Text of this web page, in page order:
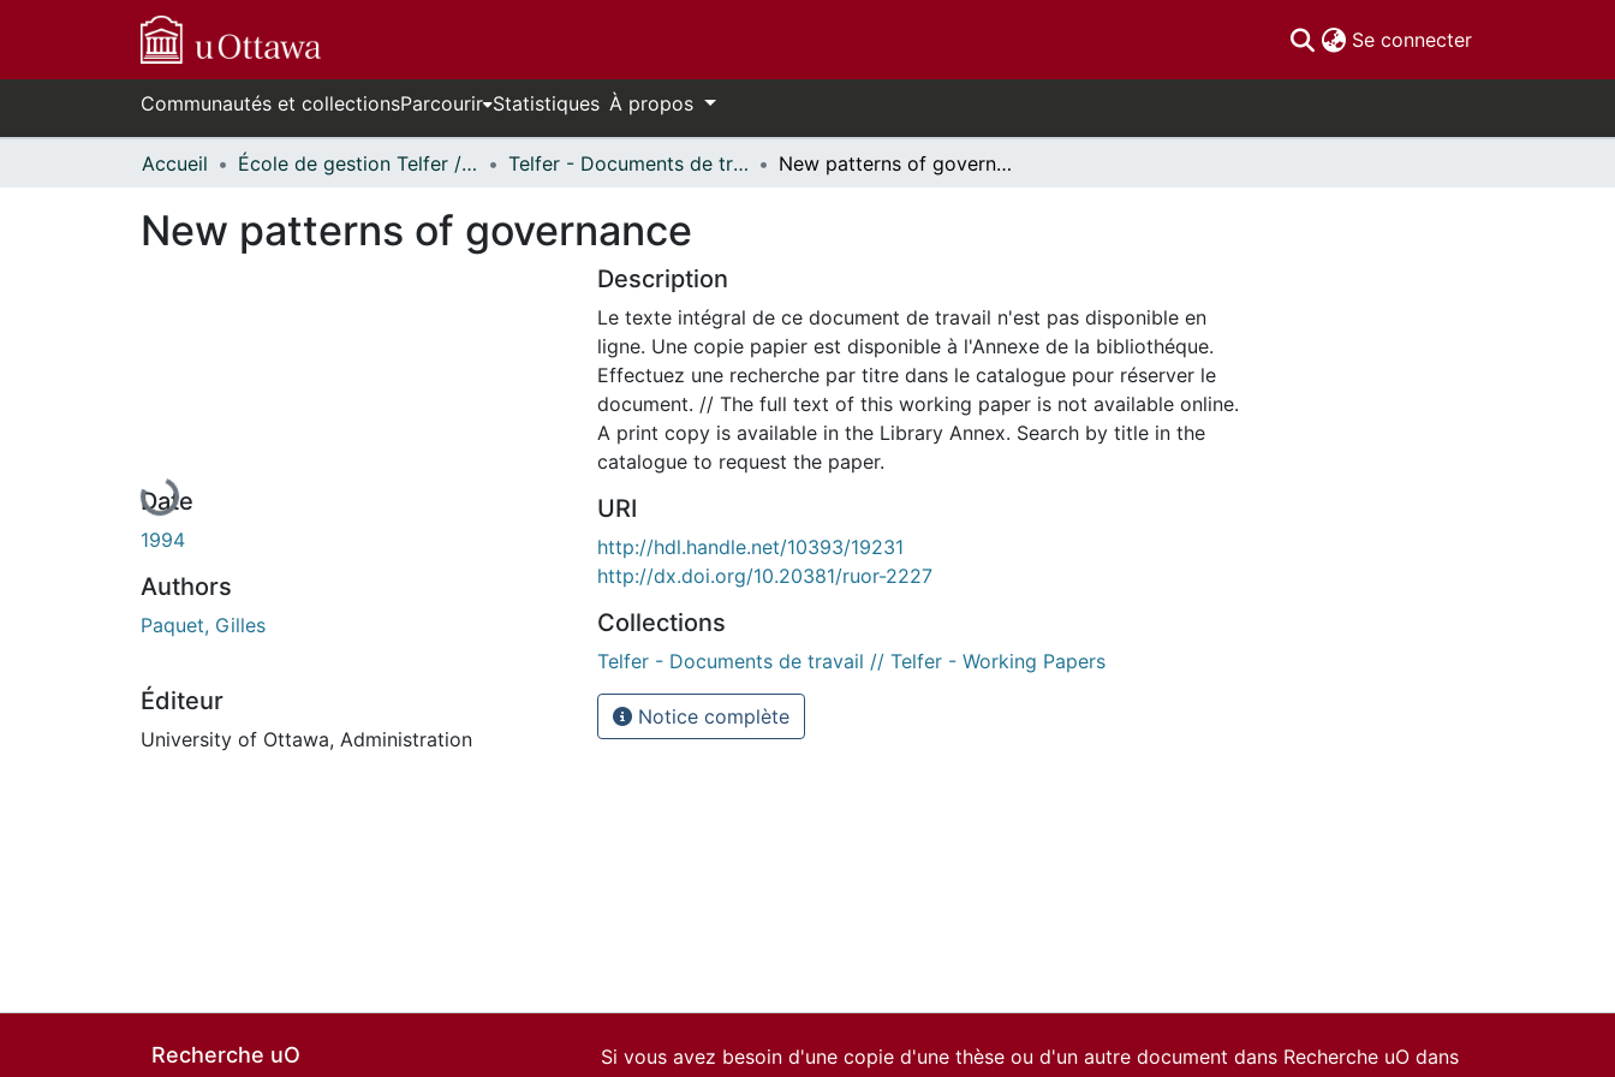
Se connecter(current)
Communautés et collectionsParcourir Statistiques À propos
Accueil École de gestion Telfer // Telfer School of Management Telfer - Documents de travail // Telfer - Working Papers New patterns of governance
New patterns of governance
En cours de chargement...
Date
1994
Authors
Paquet, Gilles
Éditeur
University of Ottawa, Administration
Description
Le texte intégral de ce document de travail n'est pas disponible en
ligne. Une copie papier est disponible à l'Annexe de la bibliothéque.
Effectuez une recherche par titre dans le catalogue pour réserver le
document. // The full text of this working paper is not available online.
A print copy is available in the Library Annex. Search by title in the
catalogue to request the paper.
URI
http://hdl.handle.net/10393/19231
http://dx.doi.org/10.20381/ruor-2227
Collections
Telfer - Documents de travail // Telfer - Working Papers
Notice complète
Recherche uO
Si vous avez besoin d'une copie d'une thèse ou d'un autre document dans Recherche uO dans